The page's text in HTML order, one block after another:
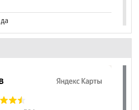
да
Эко Мебель
Офис, Кухня, Спальня, Детская,